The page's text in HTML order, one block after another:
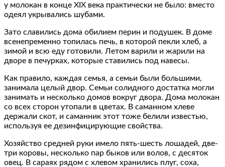
у молокан в конце XIX века практически не было: вместо
одеял укрывались шубами.
Зато славились дома обилием перин и подушек. В доме
всенепременно топилась печь, в которой пекли хлеб, а
зимой и всю еду готовили. Летом варили и жарили на
дворе в печурках, которые ставились под навесы.
Как правило, каждая семья, а семьи были большими,
занимала целый двор. Семьи солидного достатка могли
занимать и несколько домов вокруг двора. Дома молокан
со всех сторон утопали в цветах. В саманном хлеве
держали скот, и саманник этот тоже белили известью,
используя ее дезинфицирующие свойства.
Хозяйство средней руки имело пять-шесть лошадей, две-
три коровы, несколько пар быков или волов, с десяток
овец. В сараях рядом с хлевом хранились плуг, соха,